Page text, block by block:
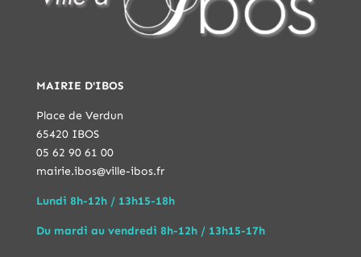
MAIRIE D'IBOS
Place de Verdun
65420 IBOS
05 62 90 61 00
mairie.ibos@ville-ibos.fr
Lundi 8h-12h / 13h15-18h
Du mardi au vendredi 8h-12h / 13h15-17h